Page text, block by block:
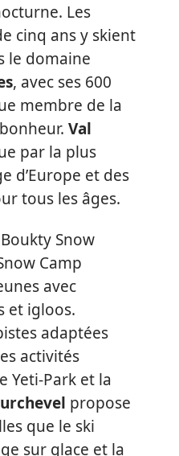
Les
cinq ans y skient
le domaine
, avec ses 600
membre de la
Val
par la plus
d’Europe et des
tous les âges.
Snow
Camp
avec
et igloos.
adaptées
activités
Yeti-Park et la
propose
que le ski
sur glace et la